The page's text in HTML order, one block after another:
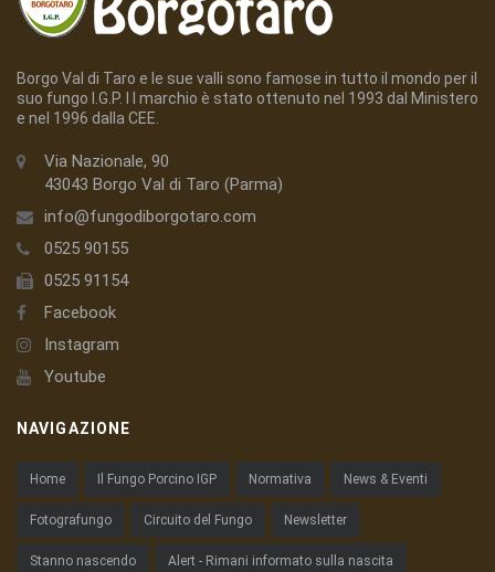
Borgo Val di Taro e le sue valli sono famose in tutto il mondo per il
suo fungo I.G.P. I l marchio è stato ottenuto nel 1993 dal Ministero
e nel 1996 dalla CEE.
Via Nazionale, 90
43043 Borgo Val di Taro (Parma)
info@fungodiborgotaro.com
0525 90155
0525 91154
Facebook
Instagram
Youtube
NAVIGAZIONE
Home Il Fungo Porcino IGP Normativa News & Eventi
Fotografungo Circuito del Fungo Newsletter
Stanno nascendo Alert - Rimani informato sulla nascita